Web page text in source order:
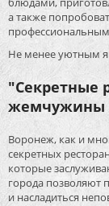
а также
Не менее уютным
"Секретные
жемчужины
Воронеж, как и
секретных
которые
города позволяют
и насладиться